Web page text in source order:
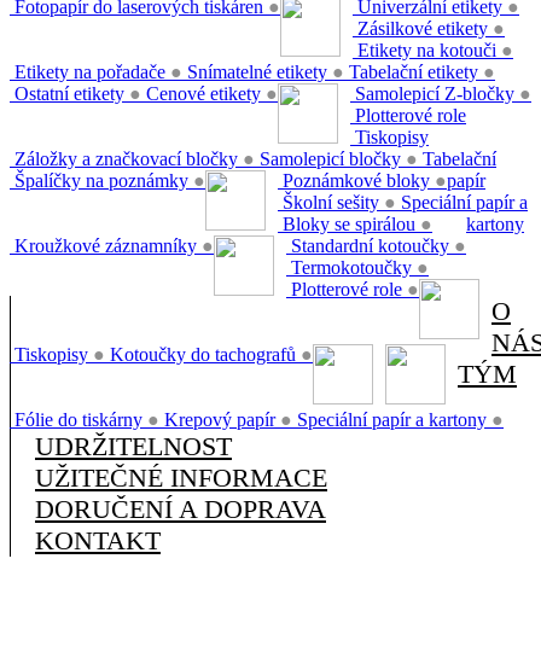
Fotopapír do laserových tiskáren ● Univerzální etikety ●
Zásilkové etikety ●
Etikety na kotouči ●
Etikety na pořadače ● Snímatelné etikety ● Tabelační etikety ●
Ostatní etikety ● Cenové etikety ● Samolepicí Z-bločky ●
Záložky a značkovací bločky ● Samolepicí bločky ●
Špalíčky na poznámky ● Poznámkové bloky ●
Školní sešity ●
Bloky se spirálou ●
Kroužkové záznamníky ●
Plotterové role
Standardní kotoučky ●
Termokotoučky ●
Plotterové role ●
Tiskopisy
Tiskopisy ● Kotoučky do tachografů ●
Tabelační
papír
Speciální papír a
kartony
Fólie do tiskárny ● Krepový papír ● Speciální papír a kartony ●
O
TÝM
UDRŽITELNOST
UŽITEČNÉ INFORMACE
DORUČENÍ A DOPRAVA
KONTAKT